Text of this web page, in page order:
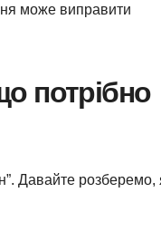
може виправити
потрібно
Давайте розберемо,